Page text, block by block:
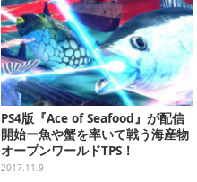
PS4版『Ace of Seafood』が配信
開始ー魚や蟹を率いて戦う海産物
オープンワールドTPS！
2017.11.9